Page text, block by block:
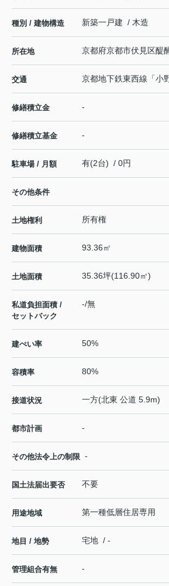
種別 / 建物構造 新築一戸建 / 木造
所在地 京都府京都市伏見区醍
交通 京都地下鉄東西線 「小
修繕積立金 -
修繕積立基金 -
駐車場 / 月額 有(2台) / 0円
その他条件
土地権利 所有権
建物面積 93.36㎡
土地面積 35.36坪(116.90㎡)
私道負担面積 /
セットバック
-/無
建ぺい率 50%
容積率 80%
接道状況 一方(北東 公道 5.9m)
都市計画 -
その他法令上の制限 -
国土法届出要否 不要
用途地域 第一種低層住居専用
地目 / 地勢 宅地 / -
管理組合有無 -